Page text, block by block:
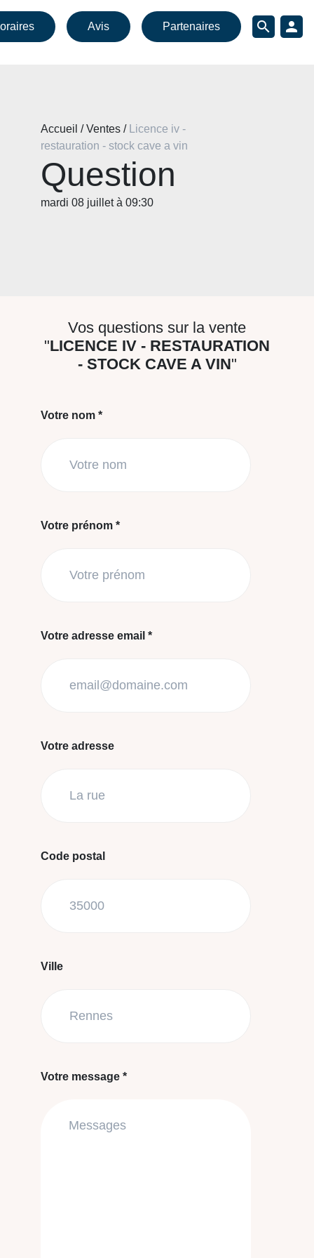
Avis Partenaires search person
Accueil / Ventes /
Licence iv -
restauration - stock cave a vin
Question
mardi 08 juillet à 09:30
Vos questions sur la vente
"LICENCE IV - RESTAURATION
- STOCK CAVE A VIN"
Votre nom *
Votre prénom *
Votre adresse email *
Votre adresse
Code postal
Ville
Votre message *